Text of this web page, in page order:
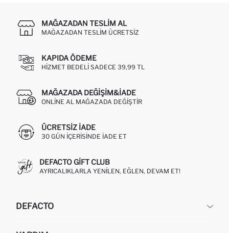
MAĞAZADAN TESLIM AL
MAĞAZADAN TESLIM ÜCRETSIZ
KAPIDA ÖDEME
HIZMET BEDELI SADECE 39,99 TL
MAĞAZADA DEĞIŞIM&İADE
ONLINE AL MAĞAZADA DEĞIŞTIR
ÜCRETSIZ IADE
30 GÜN IÇERISINDE IADE ET
DEFACTO GIFT CLUB
AYRICALIKLARLA YENILEN, EĞLEN, DEVAM ET!
DEFACTO